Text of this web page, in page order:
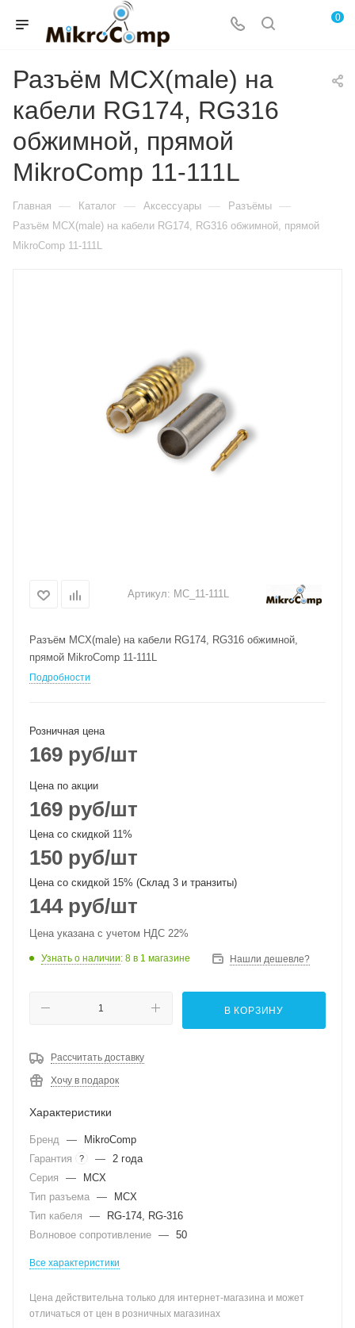
0
Разъём MCX(male) на
кабели RG174, RG316
обжимной, прямой
MikroComp 11-111L
Главная — Каталог — Аксессуары — Разъёмы —
Разъём MCX(male) на кабели RG174, RG316 обжимной, прямой
MikroComp 11-111L
Артикул: MC_11-111L
Разъём MCX(male) на кабели RG174, RG316 обжимной,
прямой MikroComp 11-111L
Подробности
Розничная цена
169 руб/шт
Цена по акции
169 руб/шт
Цена со скидкой 11%
150 руб/шт
Цена со скидкой 15% (Склад 3 и транзиты)
144руб/шт
Цена указана с учетом НДС 22%
Узнать о наличии: 8 в 1 магазине Нашли дешевле?
В КОРЗИНУ
Рассчитать доставку
Хочу в подарок
Характеристики
Бренд —
MikroComp
Гарантия
? —
2 года
Серия
—
MCX
Тип разъема —
MCX
Тип кабеля
—
RG-174, RG-316
Волновое сопротивление — 50
Все характеристики
Цена действительна только для интернет-магазина и может
отличаться от цен в розничных магазинах